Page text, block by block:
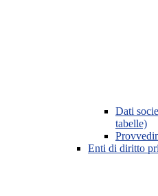
Dati
tabelle)
Enti di diritto